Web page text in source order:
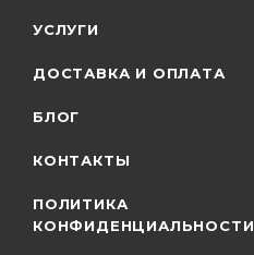
УСЛУГИ
ДОСТАВКА И ОПЛАТА
БЛОГ
КОНТАКТЫ
ПОЛИТИКА
КОНФИДЕНЦИАЛЬНОСТИ